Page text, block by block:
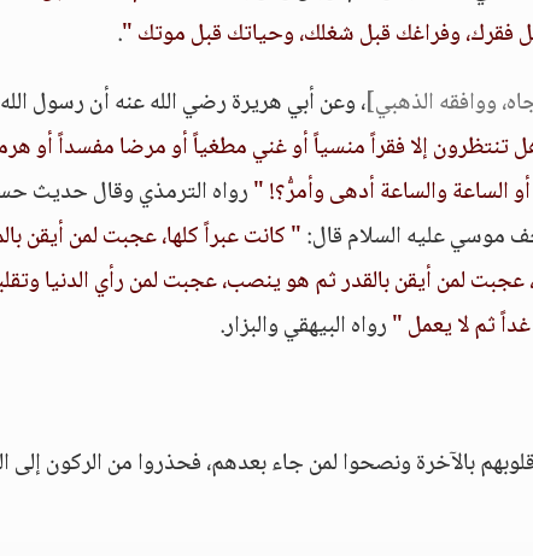
وفراغك قبل شغلك، وحياتك قبل موتك ".
ووافقه الذهبي]، وعن أبي هريرة رضي الله عنه أن رسول الله
تنتظرون إلا فقراً منسياً أو غني مطغياً أو مرضا مفسداً أو
الساعة والساعة أدهى وأمرُّ؟! "رواه الترمذي وقال حديث
موسي عليه السلام قال:" كانت عبراً كلها، عجبت لمن أيقن
لمن أيقن بالقدر ثم هو ينصب، عجبت لمن رأي الدنيا
ثم لا يعمل "رواه البيهقي والبزار.
بالآخرة ونصحوا لمن جاء بعدهم، فحذروا من الركون إلى